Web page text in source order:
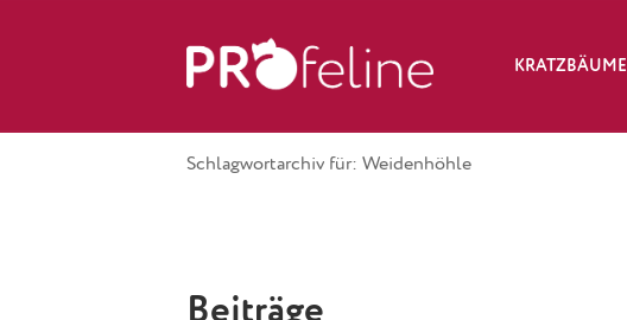
KRATZBÄUME
Schlagwortarchiv für: Weidenhöhle
Beiträge